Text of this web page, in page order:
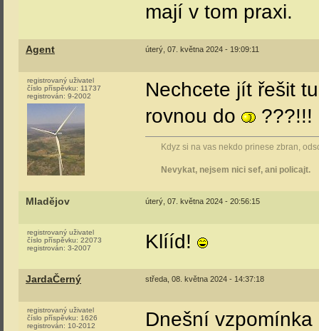
mají v tom praxi.
Agent úterý, 07. května 2024 - 19:09:11
registrovaný uživatel
číslo příspěvku: 11737
registrován: 9-2002
Nechcete jít řešit
rovnou do
???!!!
Kdyz si na vas nekdo prinese zbran,
Nevykat, nejsem nici sef, ani policajt.
Mladějov úterý, 07. května 2024 - 20:56:15
registrovaný uživatel
číslo příspěvku: 22073
registrován: 3-2007 Klííd!
JardaČerný středa, 08. května 2024 - 14:37:18
registrovaný uživatel
číslo příspěvku: 1626
registrován: 10-2012 Dnešní